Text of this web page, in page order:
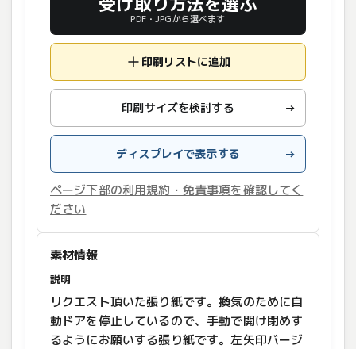
PDF・JPGから選べます
印刷リストに追加
印刷サイズを検討する →
ディスプレイで表示する →
ページ下部の利用規約・免責事項を確認してく
ださい
素材情報
説明
リクエスト頂いた張り紙です。換気のために自
動ドアを停止しているので、手動で開け閉めす
るようにお願いする張り紙です。左矢印バージ